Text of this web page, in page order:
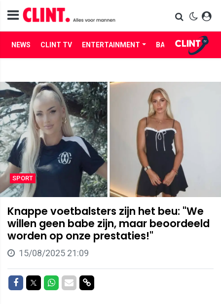
NEWS CLINT TV ENTERTAINMENT BABES LIFE
SPORT
Knappe voetbalsters zijn het beu: "We
willen geen babe zijn, maar beoordeeld
worden op onze prestaties!"
15/08/2025 21:09
Delen op Facebook
Delen op Twitter
Delen op Whatsapp
Delen via Mail
Delen via link